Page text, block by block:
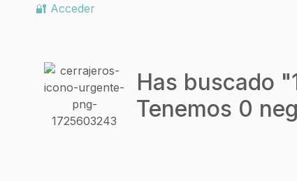
🔐 Acceder
Has buscado "
Tenemos 0